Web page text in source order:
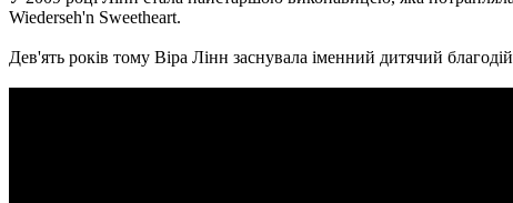
Wiederseh'n Sweetheart.
Дев'ять років тому Віра Лінн заснувала іменний дитячий